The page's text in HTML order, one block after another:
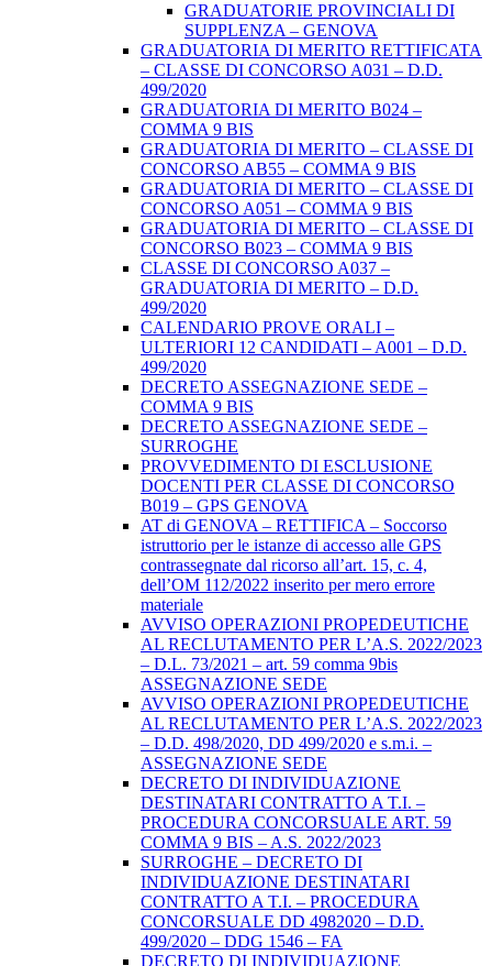
GRADUATORIE PROVINCIALI DI
SUPPLENZA – GENOVA
GRADUATORIA DI MERITO RETTIFICATA
– CLASSE DI CONCORSO A031 – D.D.
499/2020
GRADUATORIA DI MERITO B024 –
COMMA 9 BIS
GRADUATORIA DI MERITO – CLASSE DI
CONCORSO AB55 – COMMA 9 BIS
GRADUATORIA DI MERITO – CLASSE DI
CONCORSO A051 – COMMA 9 BIS
GRADUATORIA DI MERITO – CLASSE DI
CONCORSO B023 – COMMA 9 BIS
CLASSE DI CONCORSO A037 –
GRADUATORIA DI MERITO – D.D.
499/2020
CALENDARIO PROVE ORALI –
ULTERIORI 12 CANDIDATI – A001 – D.D.
499/2020
DECRETO ASSEGNAZIONE SEDE –
COMMA 9 BIS
DECRETO ASSEGNAZIONE SEDE –
SURROGHE
PROVVEDIMENTO DI ESCLUSIONE
DOCENTI PER CLASSE DI CONCORSO
B019 – GPS GENOVA
AT di GENOVA – RETTIFICA – Soccorso
istruttorio per le istanze di accesso alle GPS
contrassegnate dal ricorso all’art. 15, c. 4,
dell’OM 112/2022 inserito per mero errore
materiale
AVVISO OPERAZIONI PROPEDEUTICHE
AL RECLUTAMENTO PER L’A.S. 2022/2023
– D.L. 73/2021 – art. 59 comma 9bis
ASSEGNAZIONE SEDE
AVVISO OPERAZIONI PROPEDEUTICHE
AL RECLUTAMENTO PER L’A.S. 2022/2023
– D.D. 498/2020, DD 499/2020 e s.m.i. –
ASSEGNAZIONE SEDE
DECRETO DI INDIVIDUAZIONE
DESTINATARI CONTRATTO A T.I. –
PROCEDURA CONCORSUALE ART. 59
COMMA 9 BIS – A.S. 2022/2023
SURROGHE – DECRETO DI
INDIVIDUAZIONE DESTINATARI
CONTRATTO A T.I. – PROCEDURA
CONCORSUALE DD 4982020 – D.D.
499/2020 – DDG 1546 – FA
DECRETO DI INDIVIDUAZIONE